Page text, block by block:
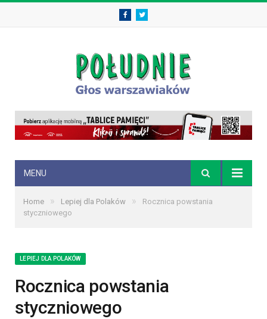
FacebookTwitter
MENU
Home » Lepiej dla Polaków »
Rocznica powstania
styczniowego
LEPIEJ DLA POLAKÓW
Rocznica powstania
styczniowego